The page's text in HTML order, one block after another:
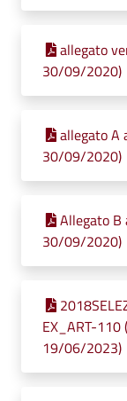
allegato
30/09/2020)
allegato A
30/09/2020)
Allegato B
30/09/2020)
EX_ART-
19/06/2023)